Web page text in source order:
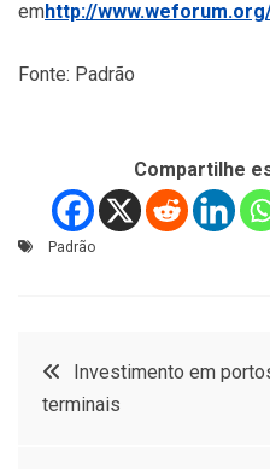
emhttp://
Fonte: Padrão
Compartilhe
Padrão
Navegação
Investimento em
terminais